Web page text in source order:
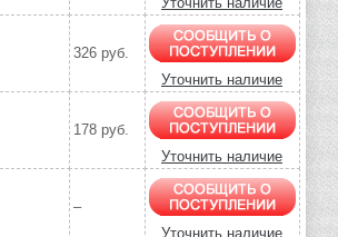
326 руб.
Уточнить наличие
178 руб.
Уточнить наличие
–
Уточнить наличие